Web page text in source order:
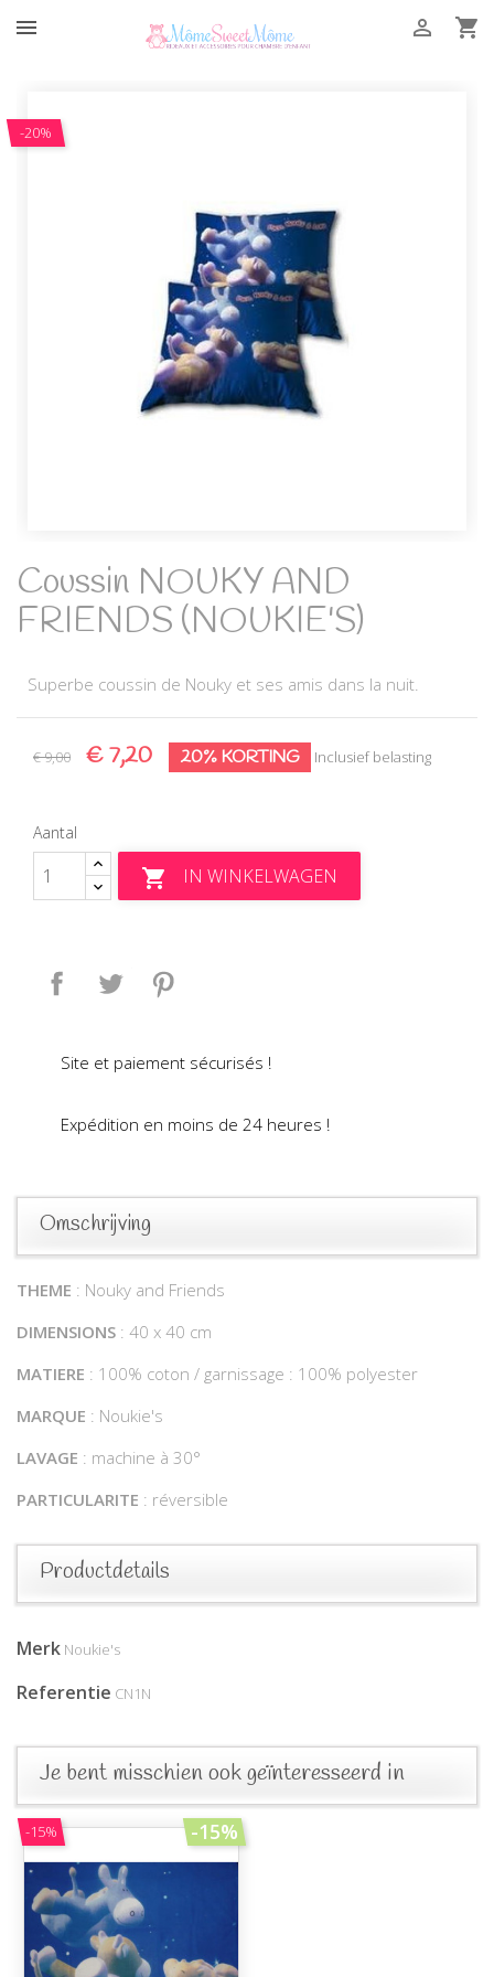
 

-20%
Coussin NOUKY AND
FRIENDS (NOUKIE'S)
Superbe coussin de Nouky et ses amis dans la nuit.
€ 9,00 € 7,20 20% KORTING Inclusief belasting
Aantal
 IN WINKELWAGEN
Delen Tweet
Site et paiement sécurisés !
Expédition en moins de 24 heures !
Omschrijving
THEME : Nouky and Friends
DIMENSIONS : 40 x 40 cm
MATIERE : 100% coton / garnissage : 100% polyester
MARQUE : Noukie's
LAVAGE : machine à 30°
PARTICULARITE : réversible
Productdetails
Merk Noukie's
Referentie CN1N
Je bent misschien ook geïnteresseerd in
-15% -15%